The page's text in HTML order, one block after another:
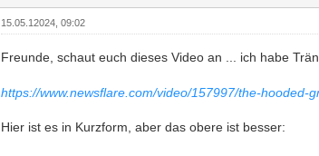
15.05.12024, 09:02
Freunde, schaut euch dieses Video an ... ich habe
https://www.newsflare.com/video/157997/the-hooded-
Hier ist es in Kurzform, aber das obere ist besser: